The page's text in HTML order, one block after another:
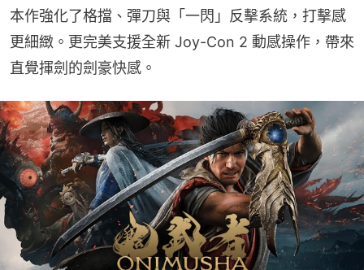
本作強化了格擋、彈刀與「一閃」反擊系統，打擊感
更細緻。更完美支援全新 Joy-Con 2 動感操作，帶來
直覺揮劍的劍豪快感。